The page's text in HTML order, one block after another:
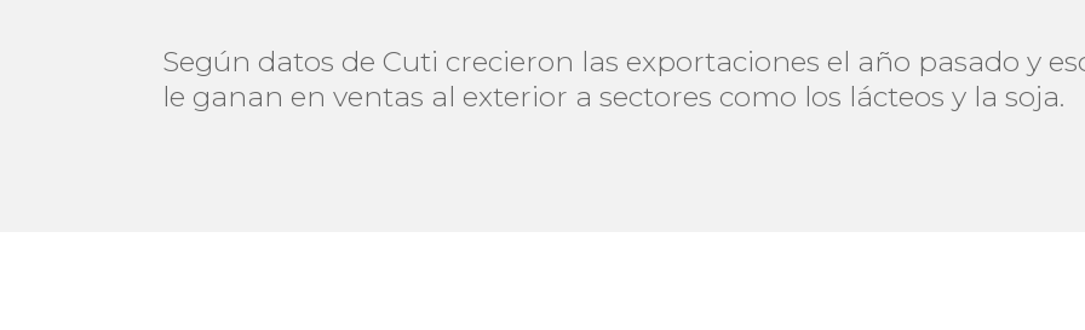
Según datos de Cuti crecieron las exportaciones el año pasado y
le ganan en ventas al exterior a sectores como los lácteos y la soja.